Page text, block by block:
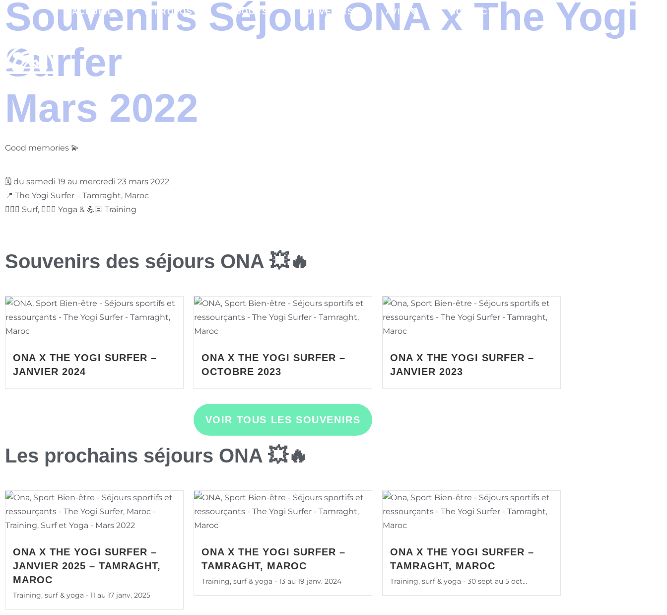
ACCUEIL À PROPOS SÉJOURS SOUVENIRS AVIS 💜 CONTACT
Souvenirs Séjour ONA x The Yogi
Surfer
Mars 2022
Good memories 💫
🗓 du samedi 19 au mercredi 23 mars 2022
📍 The Yogi Surfer – Tamraght, Maroc
🏄🏻‍♂️ Surf, 🧘🏼‍♀️ Yoga & 💪🏻 Training
Souvenirs des séjours ONA 💥🔥
ONA X THE YOGI SURFER –
JANVIER 2024
ONA X THE YOGI SURFER –
OCTOBRE 2023
ONA X THE YOGI SURFER –
JANVIER 2023
VOIR TOUS LES SOUVENIRS
Les prochains séjours ONA 💥🔥
ONA X THE YOGI SURFER –
JANVIER 2025 – TAMRAGHT,
MAROC
Training, surf & yoga - 11 au 17 janv. 2025
ONA X THE YOGI SURFER –
TAMRAGHT, MAROC
Training, surf & yoga - 13 au 19 janv. 2024
ONA X THE YOGI SURFER –
TAMRAGHT, MAROC
Training, surf & yoga - 30 sept au 5 oct...